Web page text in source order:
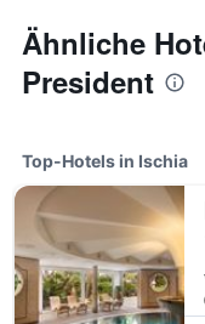
Ähnliche
President
Top-Hotels in Ischia